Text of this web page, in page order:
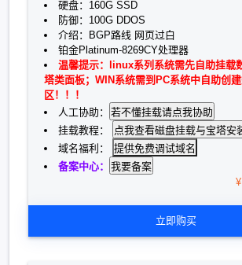
硬盘：160G SSD
防御：100G DDOS
介绍：BGP路线 网页过白
铂金Platinum-8269CY处理器
温馨提示：linux系列系统需先自助挂载
塔类面板；WIN系统需到PC系统中自助创
区！！！
人工协助：
挂载教程：
域名福利：
提供免费调试域名
备案中心：
立即购买